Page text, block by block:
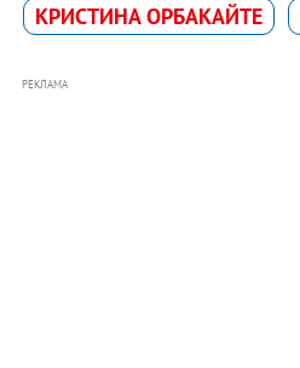
КРИСТИНА ОРБАКАЙТЕ
РЕКЛАМА